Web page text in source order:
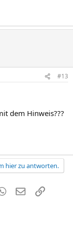
#13
dem Hinweis???
hier zu antworten.
WhatsApp
E-MailLink